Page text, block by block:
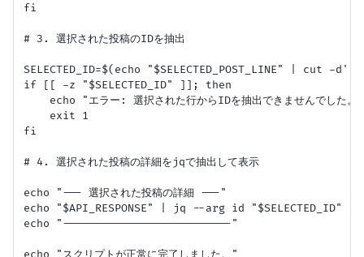
fi
# 3. 選択された投稿のIDを抽出
SELECTED_ID=$(echo "$SELECTED_POST_LINE" |
if [[ -z "$SELECTED_ID" ]]; then
echo "エラー: 選択された行からIDを抽出できませんでした
    exit 1
fi
# 4. 選択された投稿の詳細をjqで抽出して表示
echo "--- 選択された投稿の詳細 ---"
echo "$API_RESPONSE" | jq --arg id
echo "--------------------------"